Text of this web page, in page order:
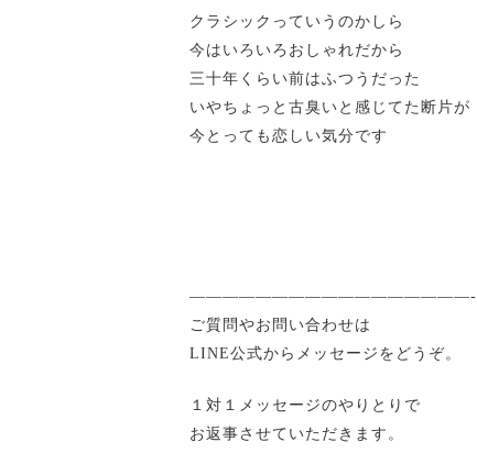
クラシックっていうのかしら
今はいろいろおしゃれだから
三十年くらい前はふつうだった
いやちょっと古臭いと感じてた断片が
今とっても恋しい気分です
—————————————————-
ご質問やお問い合わせは
LINE公式からメッセージをどうぞ。
１対１メッセージのやりとりで
お返事させていただきます。